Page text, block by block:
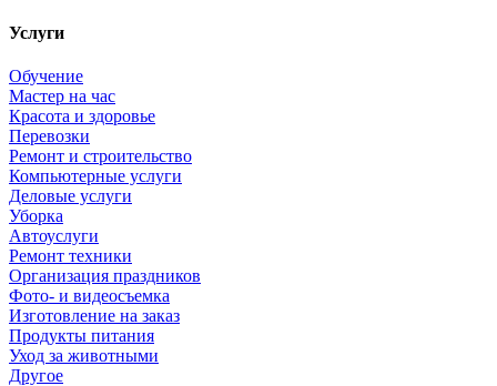
Услуги
Обучение
Мастер на час
Красота и здоровье
Перевозки
Ремонт и строительство
Компьютерные услуги
Деловые услуги
Уборка
Автоуслуги
Ремонт техники
Организация праздников
Фото- и видеосъемка
Изготовление на заказ
Продукты питания
Уход за животными
Другое